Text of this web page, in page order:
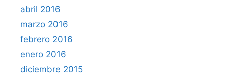
abril 2016
marzo 2016
febrero 2016
enero 2016
diciembre 2015